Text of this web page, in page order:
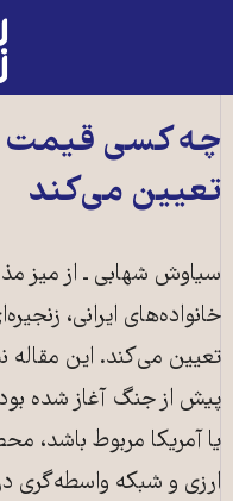
چه کسی قیمت
تعیین می‌کند
سیاوش شهابی ـ از میز
خانواده‌های ایرانی،
تعیین می‌کند. این
پیش از جنگ آغاز شده بود
یا آمریکا مربوط
ارزی و شبکه واسطه‌گری